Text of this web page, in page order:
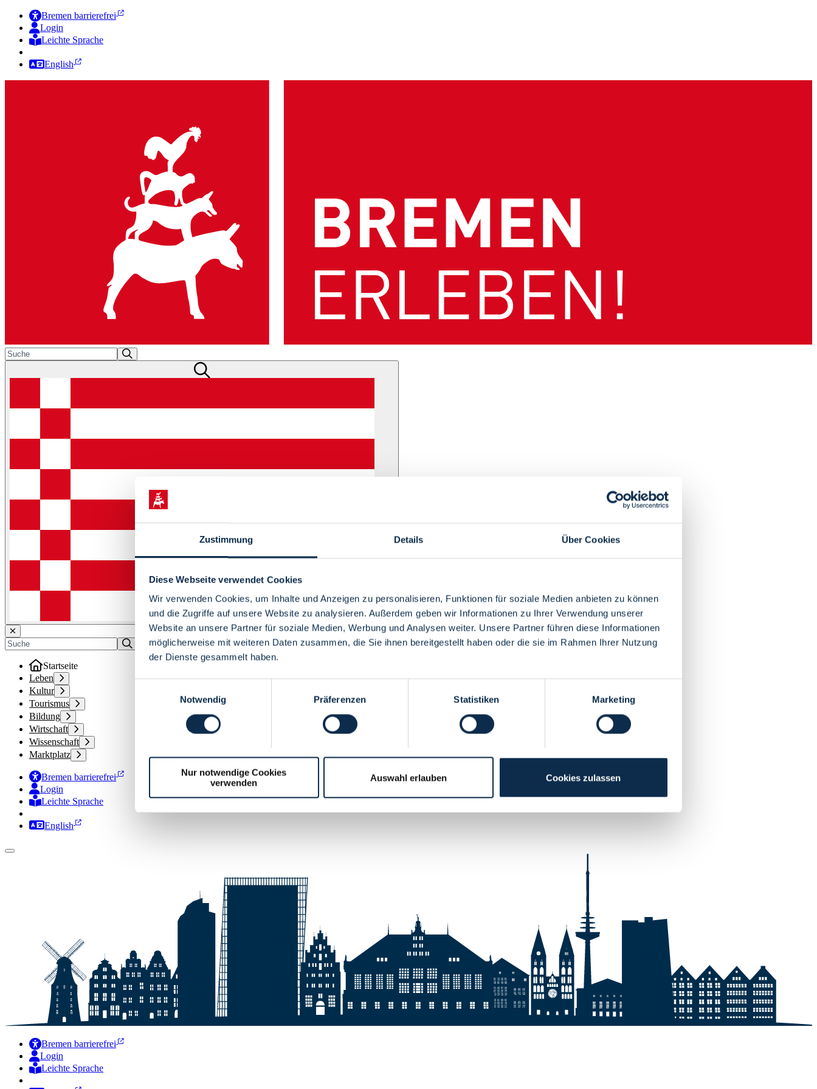
Zustimmung Details Über Cookies
Diese Webseite verwendet Cookies
Wir verwenden Cookies, um Inhalte und Anzeigen zu personalisieren, Funktionen für soziale Medien anbieten zu können
und die Zugriffe auf unsere Website zu analysieren. Außerdem geben wir Informationen zu Ihrer Verwendung unserer
Website an unsere Partner für soziale Medien, Werbung und Analysen weiter. Unsere Partner führen diese Informationen
möglicherweise mit weiteren Daten zusammen, die Sie ihnen bereitgestellt haben oder die sie im Rahmen Ihrer Nutzung
der Dienste gesammelt haben.
Notwendig
Präferenzen Statistiken Marketing
Nur notwendige Cookies
verwenden
Auswahl erlauben Cookies zulassen
Bremen barrierefrei
Login
Leichte Sprache
English
Menü
Startseite
Leben
Kultur
Tourismus
Bildung
Wirtschaft
Wissenschaft
Marktplatz
Bremen barrierefrei
Login
Leichte Sprache
Zur Deutschen Gebärdensprache
English
Bremen barrierefrei
Login
Leichte Sprache